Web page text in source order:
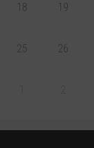
18 19
25 26